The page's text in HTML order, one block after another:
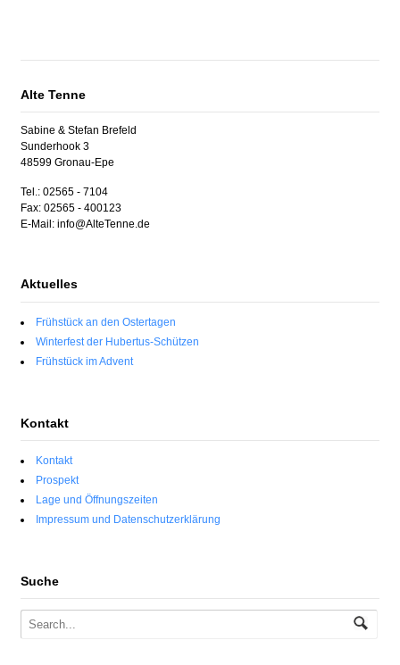
Alte Tenne
Sabine & Stefan Brefeld
Sunderhook 3
48599 Gronau-Epe
Tel.: 02565 - 7104
Fax: 02565 - 400123
E-Mail: info@AlteTenne.de
Aktuelles
Frühstück an den Ostertagen
Winterfest der Hubertus-Schützen
Frühstück im Advent
Kontakt
Kontakt
Prospekt
Lage und Öffnungszeiten
Impressum und Datenschutzerklärung
Suche